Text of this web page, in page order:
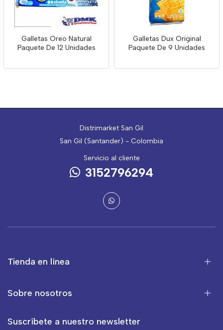
Galletas Oreo Natural
Paquete De 12 Unidades
Galletas Dux Original
Paquete De 9 Unidades
Distrimarket San Gil
San Gil (Santander) - Colombia
Servicio al cliente
3152796294
Tienda en línea
Sobre nosotros
Suscríbete a nuestro newsletter